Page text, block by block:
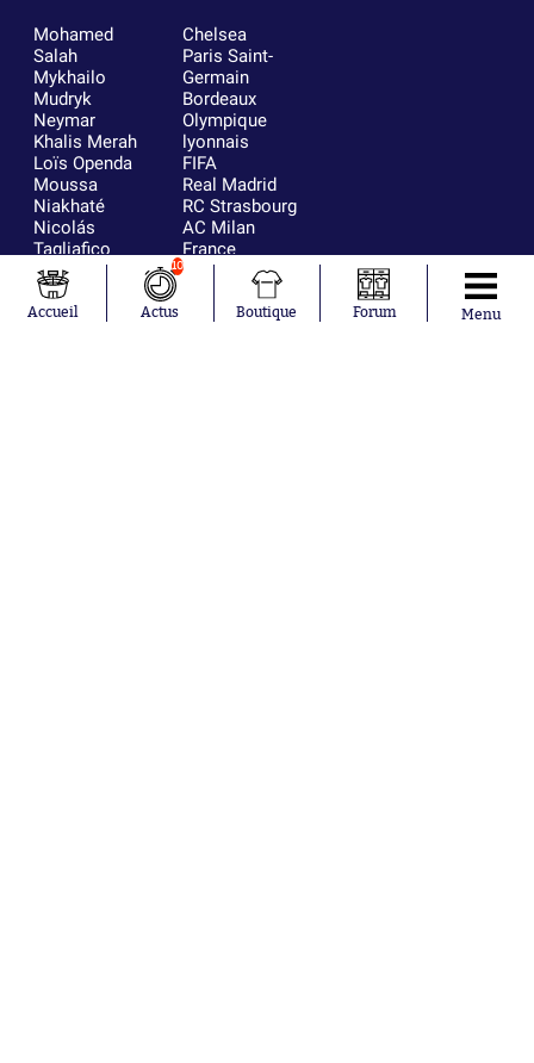
Mohamed
Salah
Mykhailo
Mudryk
Neymar
Khalis Merah
Loïs Openda
Moussa
Niakhaté
Nicolás
Tagliafico
Pavel Šulc
Josh Maja
Gauthier Hein
Chelsea
Paris Saint-
Germain
Bordeaux
Olympique
lyonnais
FIFA
Real Madrid
RC Strasbourg
AC Milan
France
RC Lens
Accueil
10
Actus Boutique Forum Menu